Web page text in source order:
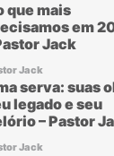
que mais
em
Jack
Jack
serva: suas
legado e seu
– Pastor
Jack